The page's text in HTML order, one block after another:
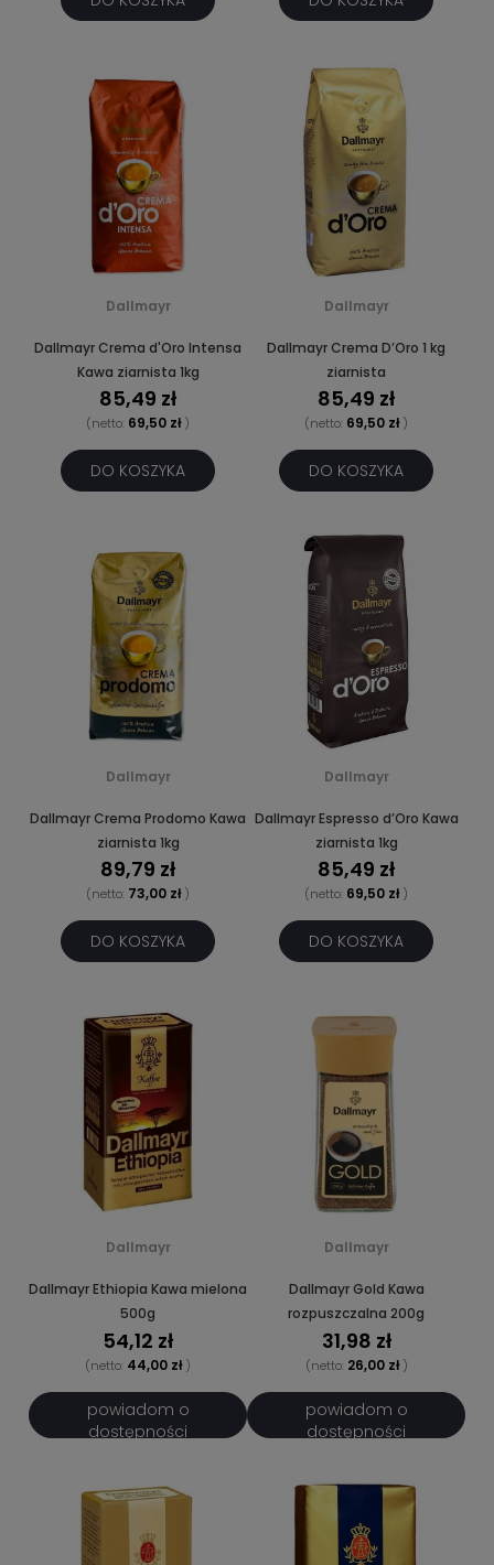
Dallmayr
Dallmayr Crema d'Oro Intensa
Kawa ziarnista 1kg
85,49 zł
(netto: 69,50 zł)
DO KOSZYKA
Dallmayr
Dallmayr Crema D’Oro 1 kg
ziarnista
85,49 zł
(netto: 69,50 zł)
DO KOSZYKA
Dallmayr
Dallmayr Crema Prodomo Kawa
ziarnista 1kg
89,79 zł
(netto: 73,00 zł)
DO KOSZYKA
Dallmayr
Dallmayr Espresso d’Oro Kawa
ziarnista 1kg
85,49 zł
(netto: 69,50 zł)
DO KOSZYKA
Dallmayr
Dallmayr Ethiopia Kawa mielona
500g
54,12 zł
(netto: 44,00 zł)
powiadom o
dostępności
Dallmayr
Dallmayr Gold Kawa
rozpuszczalna 200g
31,98 zł
(netto: 26,00 zł)
powiadom o
dostępności